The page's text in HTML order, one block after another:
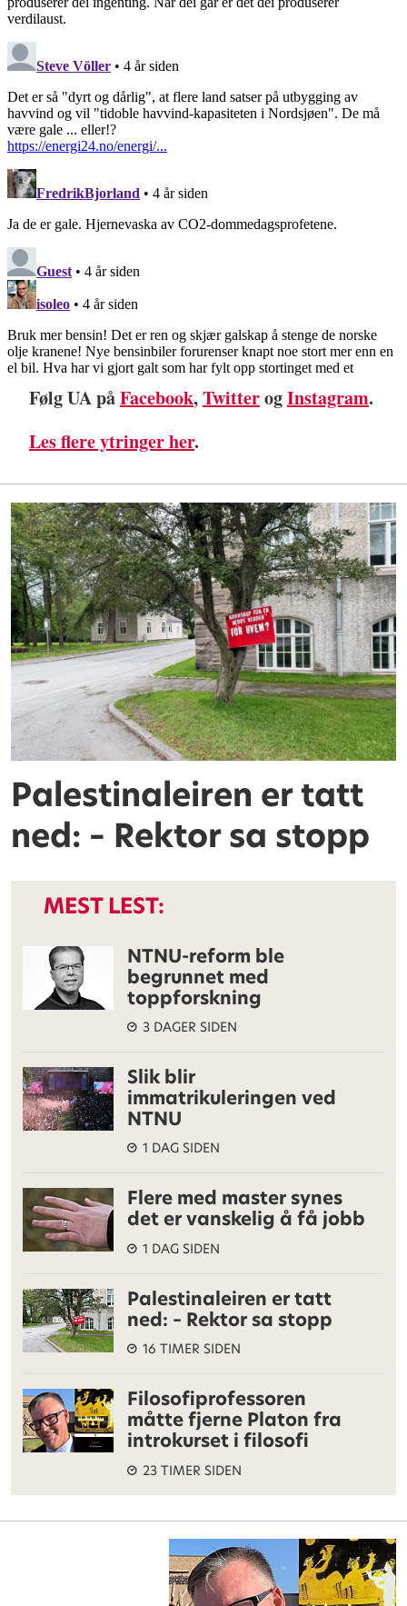
Følg UA påFacebook,TwitterogInstagram.
Les flere ytringer her.
Palestinaleiren er tatt
ned: – Rektor sa stopp
MEST LEST:
NTNU-reform ble
begrunnet med
toppforskning
3 DAGER SIDEN
Slik blir
immatrikuleringen ved
NTNU
1 DAG SIDEN
Flere med master synes
det er vanskelig å få jobb
1 DAG SIDEN
Palestinaleiren er tatt
ned: – Rektor sa stopp
16 TIMER SIDEN
Filosofiprofessoren
måtte fjerne Platon fra
introkurset i filosofi
23 TIMER SIDEN